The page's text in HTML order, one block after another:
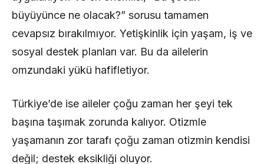
büyüyünce ne olacak?” sorusu tamamen
cevapsız bırakılmıyor. Yetişkinlik için yaşam, iş ve
sosyal destek planları var. Bu da ailelerin
omzundaki yükü hafifletiyor.
Türkiye’de ise aileler çoğu zaman her şeyi tek
başına taşımak zorunda kalıyor. Otizmle
yaşamanın zor tarafı çoğu zaman otizmin kendisi
değil; destek eksikliği oluyor.